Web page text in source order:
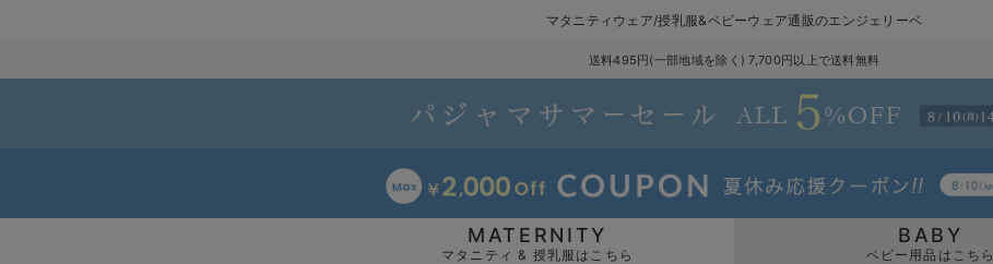
マタニティウェア/授乳服&ベビーウェア通販のエンジェリーベ
送料495円(一部地域を除く) 7,700円以上で送料無料
MATERNITY
マタニティ & 授乳服はこちら
BABY
ベビー用品はこちら